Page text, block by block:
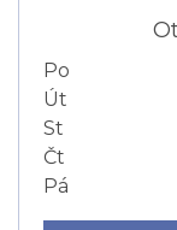
Po
Út
St
Čt
Pá